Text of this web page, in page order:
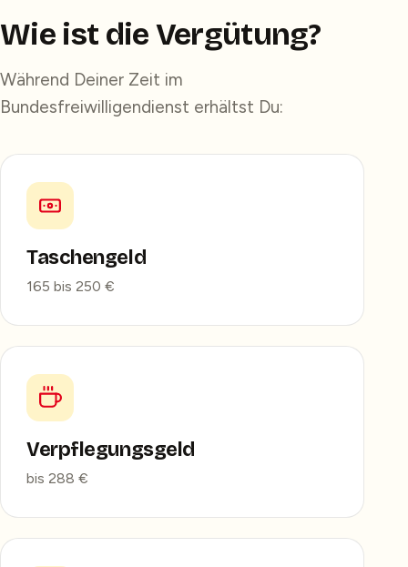
Wie ist die Vergütung?
Während Deiner Zeit im
Bundesfreiwilligendienst erhältst Du:
Taschengeld
165 bis 250 €
Verpflegungsgeld
bis 288 €